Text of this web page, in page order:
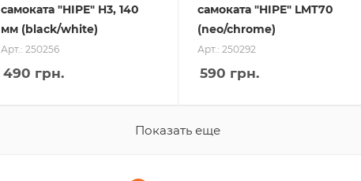
самоката "HIPE" H3, 140
мм (black/white)
Арт.: 250256
490 грн.
самоката "HIPE" LMT70
(neo/chrome)
Арт.: 250292
590 грн.
Показать еще